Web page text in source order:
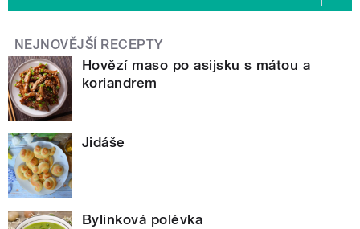
NEJNOVĚJŠÍ RECEPTY
Hovězí maso po asijsku s mátou a
koriandrem
Jidáše
Bylinková polévka